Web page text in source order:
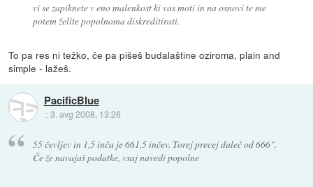
vi se zapiknete v eno malenkost ki vas moti in na osnovi te me
potem želite popolnoma diskreditirati.
To pa res ni težko, če pa pišeš budalaštine oziroma, plain and
simple - lažeš.
PacificBlue
::3. avg 2008, 13:26
55 čevljev in 1,5 inča je 661,5 inčev. Torej precej daleč od 666".
Če že navajaš podatke, vsaj navedi popolne